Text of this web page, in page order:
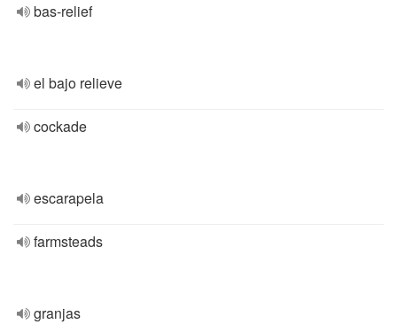
bas-relief
el bajo relieve
cockade
escarapela
farmsteads
granjas